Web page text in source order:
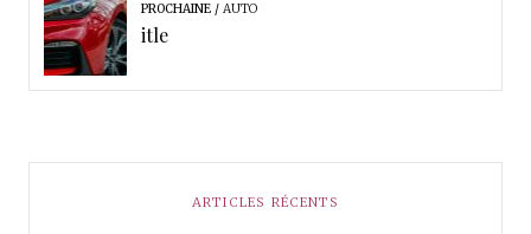
PROCHAINE AUTO
itle
ARTICLES RÉCENTS